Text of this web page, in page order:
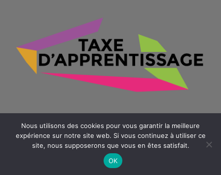
© 2026 Sainte Anne - Saint Louis -Mentions légales-Plan du
site
Nous utilisons des cookies pour vous garantir la meilleure
expérience sur notre site web. Si vous continuez à utiliser ce
site, nous supposerons que vous en êtes satisfait.
OK